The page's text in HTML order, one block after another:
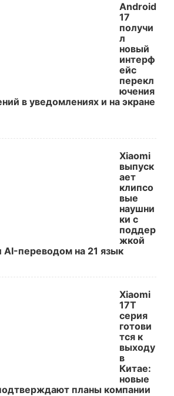
Android
17
получи
л
новый
интерф
ейс
перекл
ючения
в уведомлениях и на экране
Xiaomi
выпуск
ает
клипсо
вые
наушни
ки с
поддер
жкой
AI-переводом на 21 язык
Xiaomi
17T
серия
готови
тся к
выходу
в
Китае:
новые
планы компании